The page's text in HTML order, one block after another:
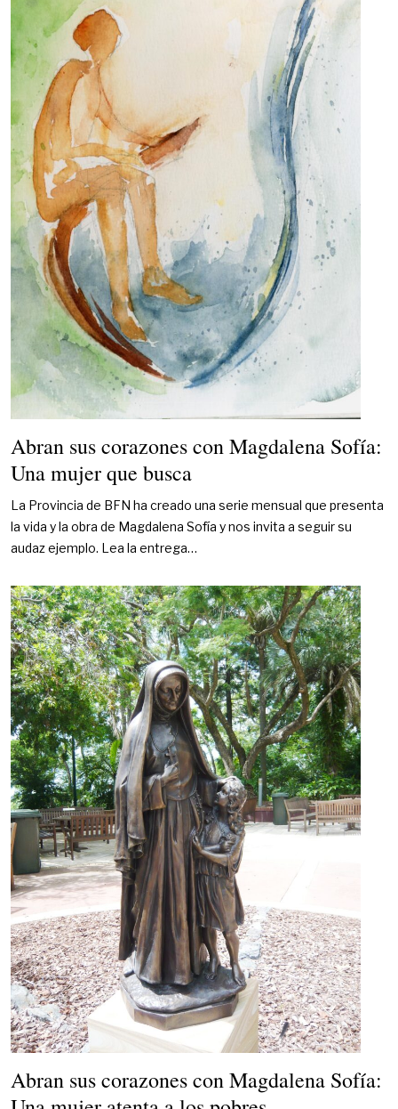
Abran sus corazones con Magdalena Sofía:
Una mujer que busca
La Provincia de BFN ha creado una serie mensual que presenta
la vida y la obra de Magdalena Sofía y nos invita a seguir su
audaz ejemplo. Lea la entrega…
Abran sus corazones con Magdalena Sofía: